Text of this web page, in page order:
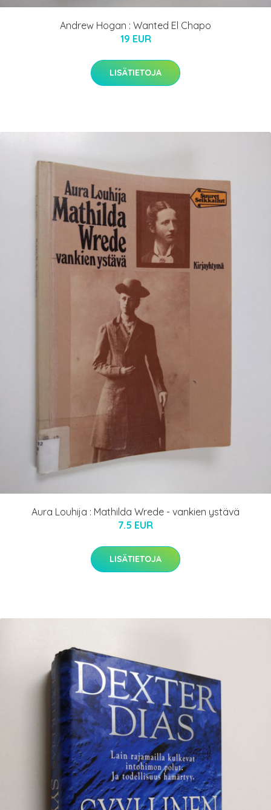
Andrew Hogan : Wanted El Chapo
19 EUR
LISÄTIETOJA
Aura Louhija : Mathilda Wrede - vankien ystävä
7.5 EUR
LISÄTIETOJA